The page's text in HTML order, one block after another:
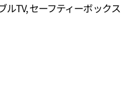
ルTV, セーフティーボックス